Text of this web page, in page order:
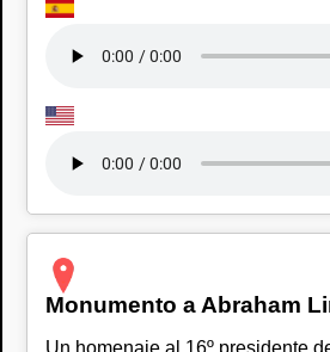
Monumento a Abraham